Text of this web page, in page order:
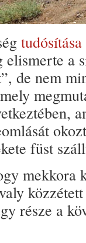
tudósítása
a
de nem
füst
mekkora
része a